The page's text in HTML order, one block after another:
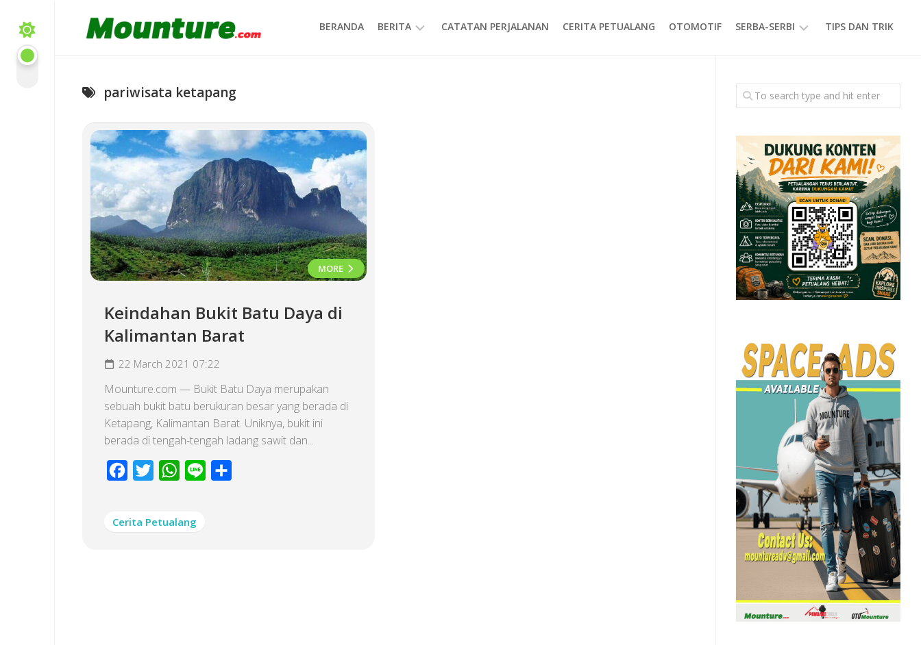
content
BERANDA BERITA CATATAN PERJALANAN CERITA PETUALANG OTOMOTIF SERBA-SERBI
GAYA
HIDUP
TIPS DAN TRIK
pariwisata ketapang
MORE
Keindahan Bukit Batu Daya di
Kalimantan Barat
22 March 2021 07:22
Mounture.com — Bukit Batu Daya merupakan
sebuah bukit batu berukuran besar yang berada di
Ketapang, Kalimantan Barat. Uniknya, bukit ini
berada di tengah-tengah ladang sawit dan...
Facebook
Twitter WhatsApp
Line
Cerita Petualang